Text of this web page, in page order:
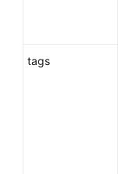
tags